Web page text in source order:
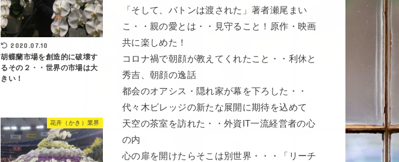
2020.07.10
胡蝶蘭市場を創造的に破壊す
るその２・・世界の市場は大
きい！
花卉（かき）業界
「そして、バトンは渡された」著者瀬尾まい
こ・・親の愛とは・・見守ること！原作・映画
共に楽しめた！
コロナ禍で朝顔が教えてくれたこと・・利休と
秀吉、朝顔の逸話
都会のオアシス・隠れ家が幕を下ろした・・
代々木ビレッジの新たな展開に期待を込めて
天空の茶室を訪れた・・外資IT一流経営者の心
の内
心の扉を開けたらそこは別世界・・・「リーチ